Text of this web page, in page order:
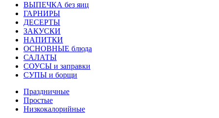
ВЫПЕЧКА без яиц
ГАРНИРЫ
ДЕСЕРТЫ
ЗАКУСКИ
НАПИТКИ
ОСНОВНЫЕ блюда
САЛАТЫ
СОУСЫ и заправки
СУПЫ и борщи
Праздничные
Простые
Низкокалорийные